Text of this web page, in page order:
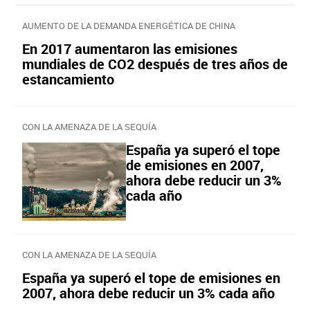
AUMENTO DE LA DEMANDA ENERGÉTICA DE CHINA
En 2017 aumentaron las emisiones
mundiales de CO2 después de tres años de
estancamiento
CON LA AMENAZA DE LA SEQUÍA
España ya superó el tope
de emisiones en 2007,
ahora debe reducir un 3%
cada año
CON LA AMENAZA DE LA SEQUÍA
España ya superó el tope de emisiones en
2007, ahora debe reducir un 3% cada año